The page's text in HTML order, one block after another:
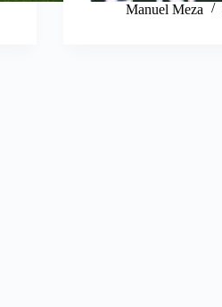
Manuel Meza